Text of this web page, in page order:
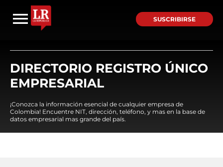
SUSCRIBIRSE
DIRECTORIO REGISTRO ÚNICO
EMPRESARIAL
¡Conozca la información esencial de cualquier empresa de
Colombia! Encuentre NIT, dirección, teléfono, y mas en la base de
datos empresarial mas grande del país.